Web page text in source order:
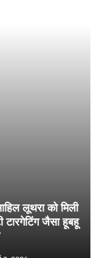
लूथरा को मिली
टारगेटिंग जैसा हूबहू